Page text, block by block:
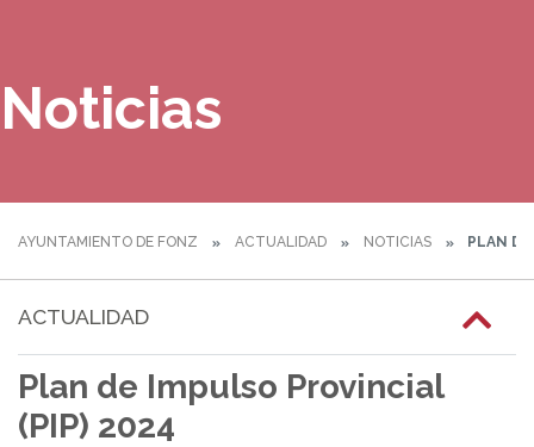
Noticias
AYUNTAMIENTO DE FONZ ACTUALIDAD NOTICIAS PLAN
ACTUALIDAD
Plan de Impulso Provincial
(PIP) 2024